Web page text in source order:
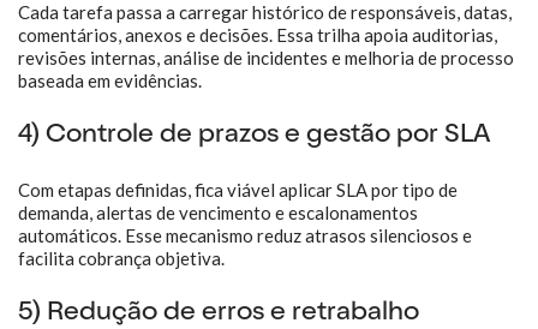
Cada tarefa passa a carregar histórico de responsáveis, datas,
comentários, anexos e decisões. Essa trilha apoia auditorias,
revisões internas, análise de incidentes e melhoria de processo
baseada em evidências.
4) Controle de prazos e gestão por SLA
Com etapas definidas, fica viável aplicar SLA por tipo de
demanda, alertas de vencimento e escalonamentos
automáticos. Esse mecanismo reduz atrasos silenciosos e
facilita cobrança objetiva.
5) Redução de erros e retrabalho